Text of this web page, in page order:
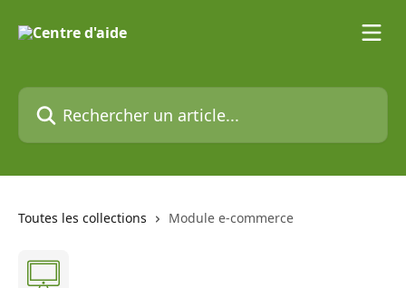
Rechercher un article...
Toutes les collections Module e-commerce